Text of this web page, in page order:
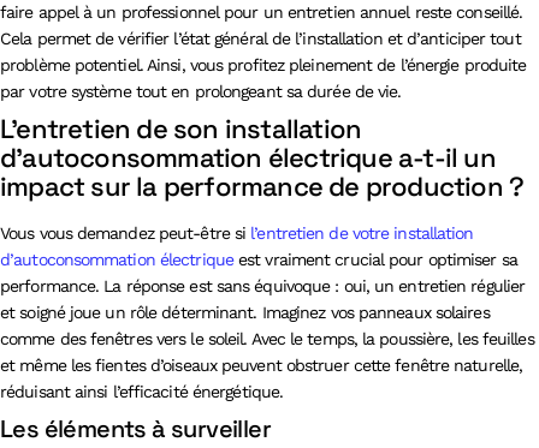
faire appel à un professionnel pour un entretien annuel reste conseillé.
Cela permet de vérifier l’état général de l’installation et d’anticiper tout
problème potentiel. Ainsi, vous profitez pleinement de l’énergie produite
par votre système tout en prolongeant sa durée de vie.
L’entretien de son installation
d’autoconsommation électrique a-t-il un
impact sur la performance de production ?
Vous vous demandez peut-être si l’entretien de votre installation
d’autoconsommation électriqueest vraiment crucial pour optimiser sa
performance. La réponse est sans équivoque : oui, un entretien régulier
et soigné joue un rôle déterminant. Imaginez vos panneaux solaires
comme des fenêtres vers le soleil. Avec le temps, la poussière, les feuilles
et même les fientes d’oiseaux peuvent obstruer cette fenêtre naturelle,
réduisant ainsi l’efficacité énergétique.
Les éléments à surveiller